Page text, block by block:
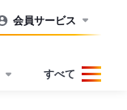
会員サービス
すべて